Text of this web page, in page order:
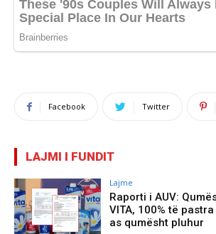
Facebook Twitter
LAJMI I FUNDIT
Lajme
Raporti i AUV:
VITA, 100% të
as qumësht pluhur